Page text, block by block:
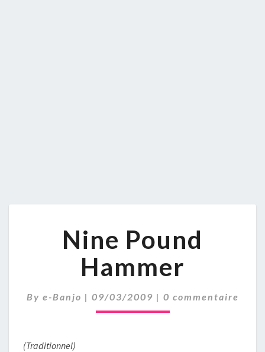
POUND
HAMMER
Nine Pound
Hammer
By e-Banjo | 09/03/2009 | Comments
0 commentaire
(Traditionnel)